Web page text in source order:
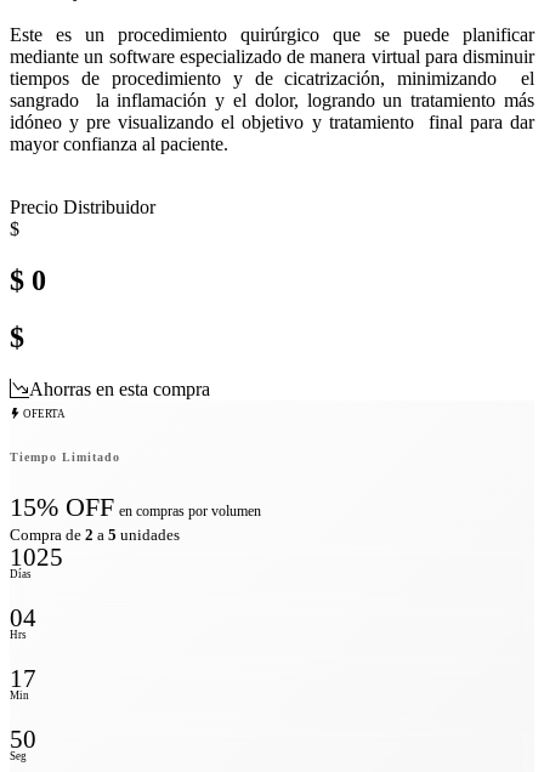
Este es un procedimiento quirúrgico que se puede planificar
mediante un software especializado de manera virtual para disminuir
tiempos de procedimiento y de cicatrización, minimizando el
sangrado la inflamación y el dolor, logrando un tratamiento más
idóneo y pre visualizando el objetivo y tratamiento final para dar
mayor confianza al paciente.
Precio Distribuidor
$
$ 0
$
Ahorras en esta compra
OFERTA
Tiempo Limitado
15% OFF en compras por volumen
Compra de 2 a 5 unidades
1025
Días
04
Hrs
17
Min
48
Seg